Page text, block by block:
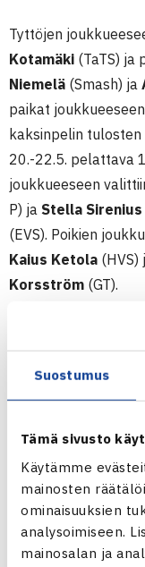
Suostumus
Tämä sivusto
Käytämme
mainosten
ominaisuuksien
analysoimiseen.
mainosalan ja
Tyttöjen
Kotamäki (TaTS) ja
Niemelä (Smash) ja
paikat
kaksinpelin
20.-22.5. pelattava
joukkueeseen
P) ja Stella Sirenius
(EVS). Poikien
Kaius Ketola
Korsström (GT).
14-vuotiaiden
17.-23.7. Kilpailuun
pelataan myös
parina. Suorat
mennessä
Jos joukkueeseen
kaksi ja